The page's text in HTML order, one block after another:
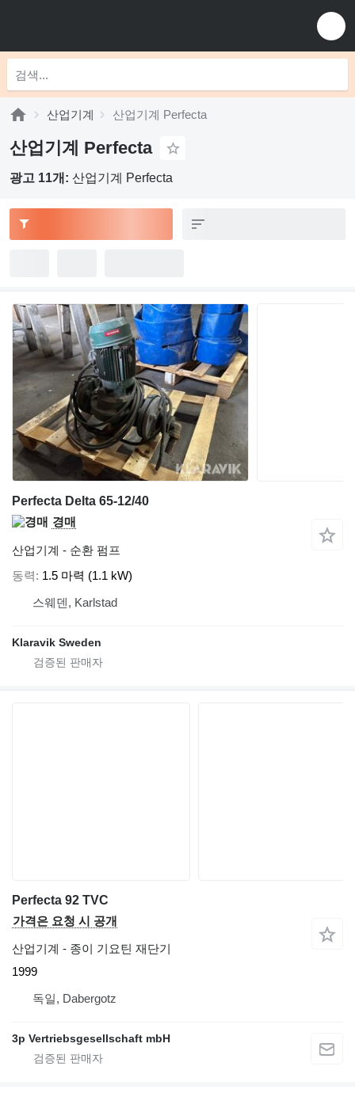
산업기계 산업기계 Perfecta
산업기계 Perfecta
광고 11개: 산업기계 Perfecta
Perfecta Delta 65-12/40
경매
산업기계 - 순환 펌프
동력
1.5 마력 (1.1 kW)
스웨덴, Karlstad
Klaravik Sweden
Perfecta 92 TVC
가격은 요청 시 공개
산업기계 - 종이 기요틴 재단기
1999
독일, Dabergotz
3p Vertriebsgesellschaft mbH